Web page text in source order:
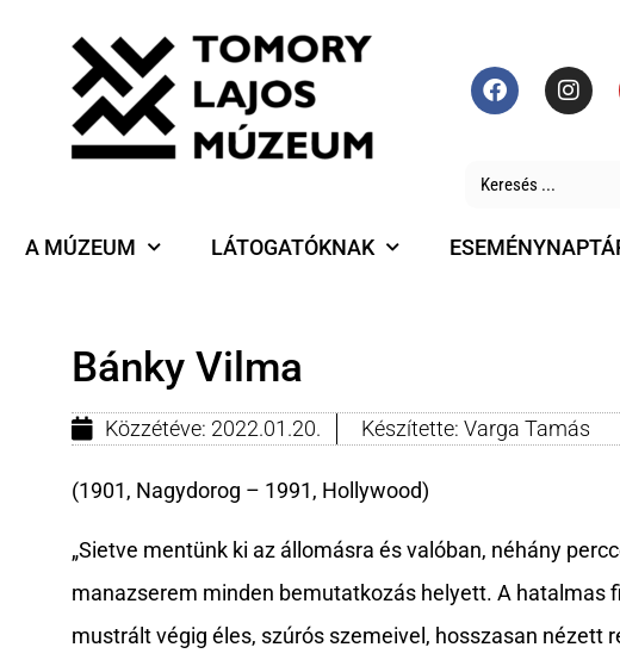
A MÚZEUM LÁTOGATÓKNAK
Bánky Vilma
Közzétéve: 2022.01.20. Készítette: Varga Tamás
(1901, Nagydorog – 1991, Hollywood)
„Sietve mentünk ki az állomásra és valóban, néhány
manazserem minden bemutatkozás helyett. A hatalmas
mustrált végig éles, szúrós szemeivel, hosszasan nézett